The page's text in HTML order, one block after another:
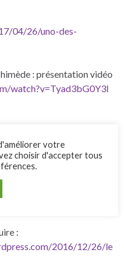
04/26/uno-des-
: présentation vidéo
watch?v=Tyad3bG0Y3I
40/2016/02/Défis-
:
2016/12/26/le
votre
choisir d'accepter tous